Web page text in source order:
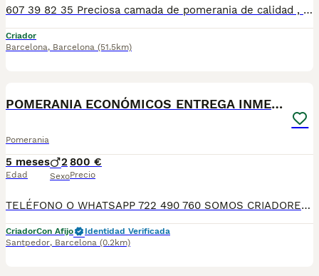
607 39 82 35 Preciosa camada de pomerania de calidad , se entregan con minimo de dos meses y medio de edad y sus vacunas correspondientes, desparasitados interna y externamente, pasaporte y microchip, contrato de garantia de salud. preferiblemente recogida en mano pero también podemos entregar en toda España mediante transporte de alta calidad preparado para animales y con chofer particular con posibilidad de pago contra reembolso Llámanos o háblanos por whats app, Teléfono 607398235
Criador
Barcelona, Barcelona (51.5km)
POMERANIA ECONÓMICOS ENTREGA INMEDIATA
Pomerania
5 meses
Edad
2
Sexo
800 €
Precio
TELÉFONO O WHATSAPP 722 490 760 SOMOS CRIADORES DIRECTOS SIN INTERMEDIARIOS! MÁS DE 20 AÑOS EN EL SECTOR NOS AVALAN, VALORANDO TANTO LA CRIA RESPONSABLE COMO TAMBIÉN LA SELECCIÓN PARA MEJORAR LA RAZA DURANTE TODOS ESTOS AÑOS. NUESTROS CACHORROS SE ENTREGAN PREVIAMENTE REVISADOS POR NUESTRO VETERINARIO PROFESIONAL Y BAJO LOS MAS ESTRICTOS CONTROLES DE SALUD, HACEMOS HINCAPIÉ EN SU SOCIABILIZACIÓN PARA SU CORRECTO DESARROLLO NEUROLOGICO! Y OS ASESORAMOS ANTES DURANTE Y DESPUES DE LA ENTREGA PARA QUE TODO SEA LO MAS AFABLE Y FACIL POSIBLE DURANTE LA ADAPTACION! NUESTROS BEBES SE ENTREGAN A PARTIR DE LOS DOS MESES CON SUS VACUNAS AL DIA, DESPARASITADOS Y CON GARANTIAS DE SALUD, MICROCHIP Y CARTILLA DE VACUNACION! SI BUSCAS UN COMPAÑERO SANO Y EQUILIBRADO ESTE ES EL LUGAR, TE ASESORAREMOS DURANTE TODO EL PROCESO NO DUDES EN CONSULTAR POR NUESTROS PEQUES AL 722 490 760
CriadorCon Afijo
Identidad Verificada
Santpedor, Barcelona (0.2km)